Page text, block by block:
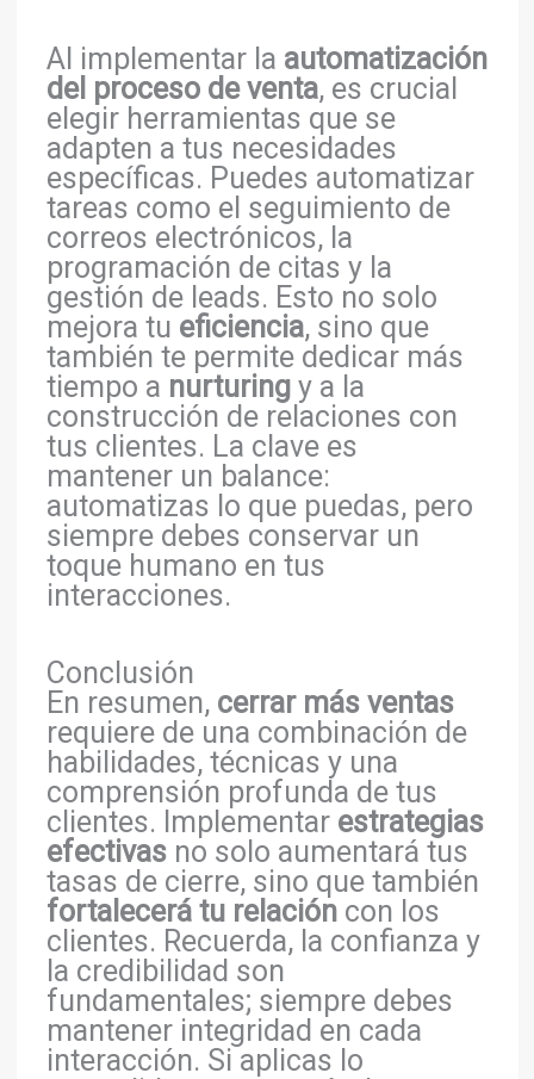
Al implementar la automatización
del proceso de venta, es crucial
elegir herramientas que se
adapten a tus necesidades
específicas. Puedes automatizar
tareas como el seguimiento de
correos electrónicos, la
programación de citas y la
gestión de leads. Esto no solo
mejora tu eficiencia, sino que
también te permite dedicar más
tiempo a nurturingy a la
construcción de relaciones con
tus clientes. La clave es
mantener un balance:
automatizas lo que puedas, pero
siempre debes conservar un
toque humano en tus
interacciones.
Conclusión
En resumen, cerrar más ventas
requiere de una combinación de
habilidades, técnicas y una
comprensión profunda de tus
clientes. Implementar estrategias
efectivasno solo aumentará tus
tasas de cierre, sino que también
fortalecerá tu relacióncon los
clientes. Recuerda, la confianza y
la credibilidad son
fundamentales; siempre debes
mantener integridad en cada
interacción. Si aplicas lo